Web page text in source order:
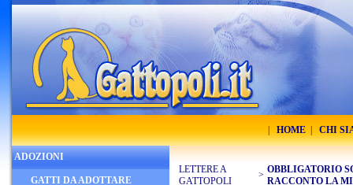
HOME CHI
ADOZIONI
GATTI DA ADOTTARE
LETTERE A
GATTOPOLI
> OBBLIGATORIO
RACCONTO LA